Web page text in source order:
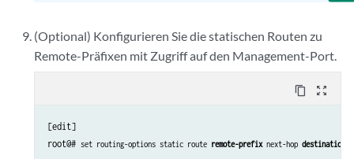
(Optional) Konfigurieren Sie die statischen Routen zu
Remote-Präfixen mit Zugriff auf den Management-Port.
content_copy zoom_out_map
[edit]
root@# set routing-options static route remote-prefix next-hop destination-